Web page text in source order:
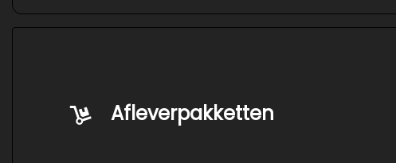
Afleverpakketten